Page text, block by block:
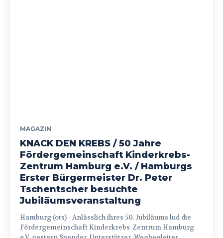
MAGAZIN
KNACK DEN KREBS / 50 Jahre
Fördergemeinschaft Kinderkrebs-
Zentrum Hamburg e.V. / Hamburgs
Erster Bürgermeister Dr. Peter
Tschentscher besuchte
Jubiläumsveranstaltung
Hamburg (ots) - Anlässlich ihres 50. Jubiläums lud die
Fördergemeinschaft Kinderkrebs-Zentrum Hamburg